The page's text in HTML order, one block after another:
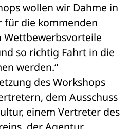
wollen wir Dahme in
für die kommenden
Wettbewerbsvorteile
so richtig Fahrt in die
werden.“
des Workshops
dem Ausschuss
einem Vertreter des